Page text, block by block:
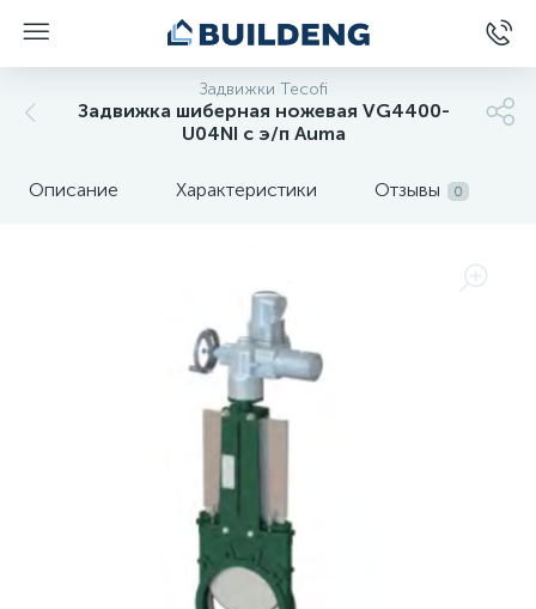
Задвижки Tecofi
Задвижка шиберная ножевая VG4400-
U04NI с э/п Auma
Описание Характеристики Отзывы 0